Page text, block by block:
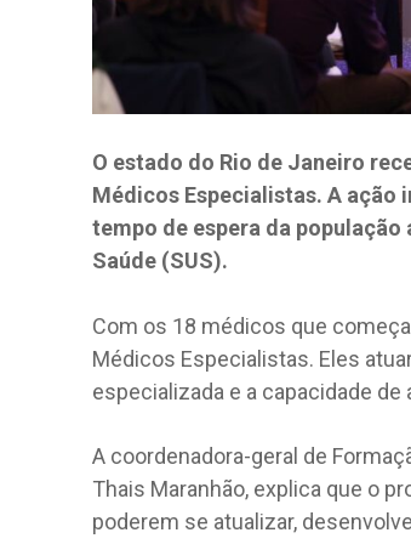
O estado do Rio de Janeiro
Médicos Especialistas. A ação
tempo de espera da
Saúde (SUS).
Com os 18 médicos que
Médicos Especialistas. Eles
especializada e a capacidade
A coordenadora-geral de
Thais Maranhão, explica que o
poderem se atualizar,